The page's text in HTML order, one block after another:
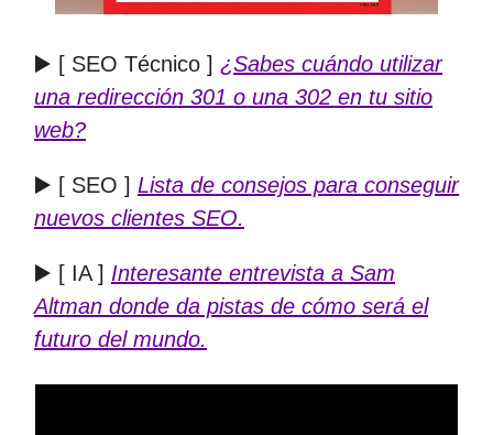
▶️ [ SEO Técnico ] ¿Sabes cuándo utilizar
una redirección 301 o una 302 en tu sitio
web?
▶️ [ SEO ] Lista de consejos para conseguir
nuevos clientes SEO.
▶️ [ IA ] Interesante entrevista a Sam
Altman donde da pistas de cómo será el
futuro del mundo.